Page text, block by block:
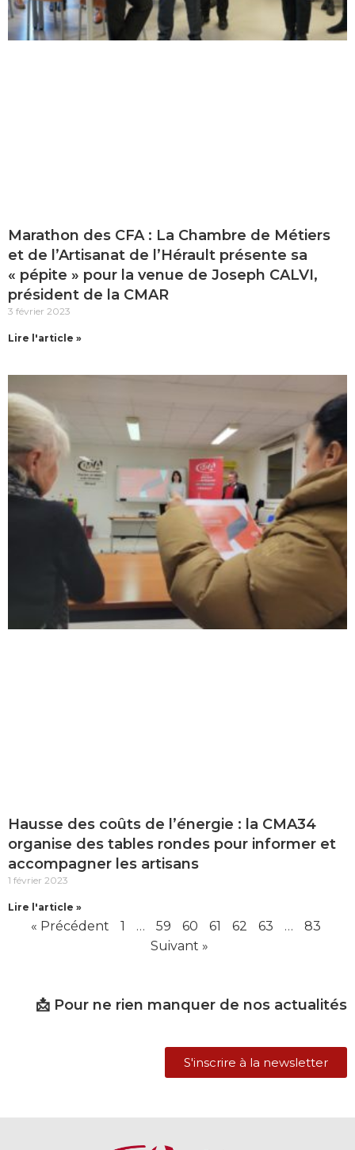
Marathon des CFA : La Chambre de Métiers
et de l’Artisanat de l’Hérault présente sa
« pépite » pour la venue de Joseph CALVI,
président de la CMAR
3 février 2023
Lire l'article »
Hausse des coûts de l’énergie : la CMA34
organise des tables rondes pour informer et
accompagner les artisans
1 février 2023
Lire l'article »
« Précédent 1 … 59 60 61 62 63 …
83
Suivant »
📩 Pour ne rien manquer de nos actualités
S'inscrire à la newsletter